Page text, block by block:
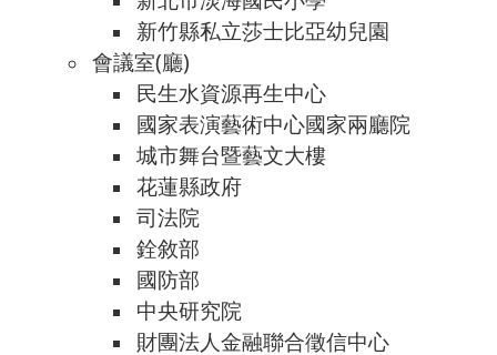
新竹縣私立莎士比亞幼兒園
會議室(廳)
民生水資源再生中心
國家表演藝術中心國家兩廳院
城市舞台暨藝文大樓
花蓮縣政府
司法院
銓敘部
國防部
中央研究院
財團法人金融聯合徵信中心